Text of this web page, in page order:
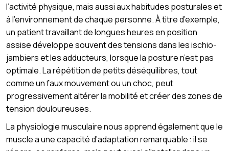
l’activité physique, mais aussi aux habitudes posturales et
à l’environnement de chaque personne. À titre d’exemple,
un patient travaillant de longues heures en position
assise développe souvent des tensions dans les ischio-
jambiers et les adducteurs, lorsque la posture n’est pas
optimale. La répétition de petits déséquilibres, tout
comme un faux mouvement ou un choc, peut
progressivement altérer la mobilité et créer des zones de
tension douloureuses.
La physiologie musculaire nous apprend également que le
muscle a une capacité d’adaptation remarquable : il se